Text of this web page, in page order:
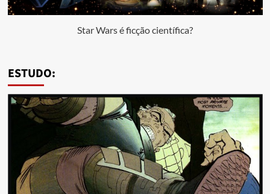
Star Wars é ficção científica?
ESTUDO: